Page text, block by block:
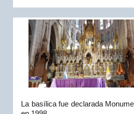
La basílica fue declarada